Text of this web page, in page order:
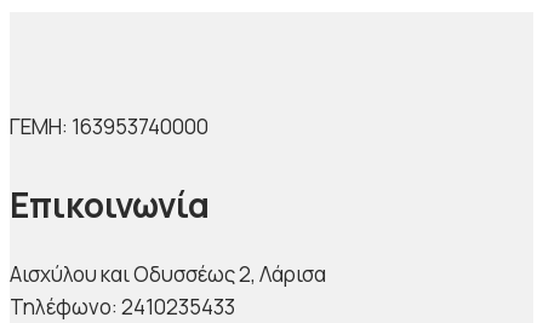
ΓΕΜΗ: 163953740000
Επικοινωνία
Αισχύλου και Οδυσσέως 2, Λάρισα
Τηλέφωνο: 2410235433